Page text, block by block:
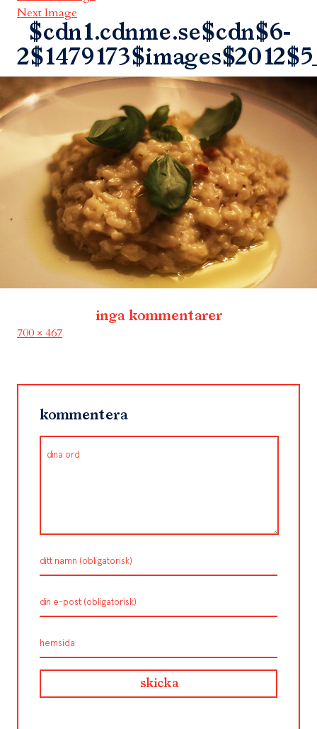
Next Image
$cdn1.cdnme.se$cdn$6-
inga kommentarer
Full
700 × 467
kommentera